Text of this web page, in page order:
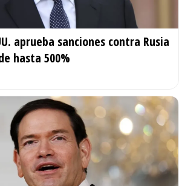
aprueba sanciones contra Rusia
hasta 500%